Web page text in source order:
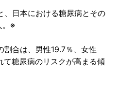
、日本における糖尿病とその
。※
割合は、男性19.7％、女性
て糖尿病のリスクが高まる傾